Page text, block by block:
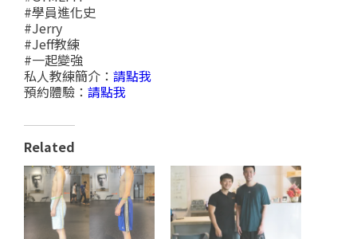
#學員進化史
#Jerry
#Jeff教練
#一起變強
私人教練簡介： 請點我
預約體驗： 請點我
Related